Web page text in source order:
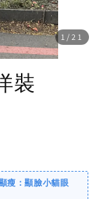
1 /21
裝
瘦：顯臉小貓眼